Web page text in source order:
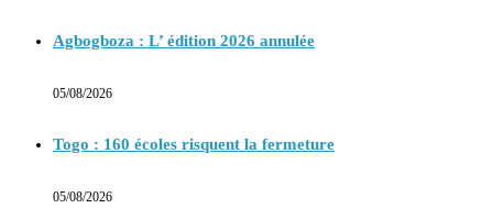
Agbogboza : L’ édition 2026 annulée
05/08/2026
Togo : 160 écoles risquent la fermeture
05/08/2026